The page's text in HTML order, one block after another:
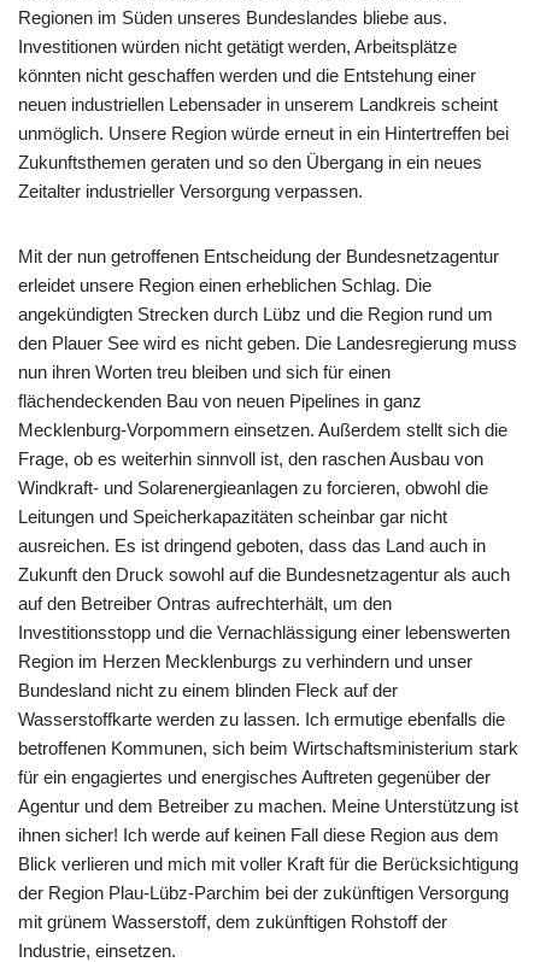
Regionen im Süden unseres Bundeslandes bliebe aus.
Investitionen würden nicht getätigt werden, Arbeitsplätze
könnten nicht geschaffen werden und die Entstehung einer
neuen industriellen Lebensader in unserem Landkreis scheint
unmöglich. Unsere Region würde erneut in ein Hintertreffen bei
Zukunftsthemen geraten und so den Übergang in ein neues
Zeitalter industrieller Versorgung verpassen.
Mit der nun getroffenen Entscheidung der Bundesnetzagentur
erleidet unsere Region einen erheblichen Schlag. Die
angekündigten Strecken durch Lübz und die Region rund um
den Plauer See wird es nicht geben. Die Landesregierung muss
nun ihren Worten treu bleiben und sich für einen
flächendeckenden Bau von neuen Pipelines in ganz
Mecklenburg-Vorpommern einsetzen. Außerdem stellt sich die
Frage, ob es weiterhin sinnvoll ist, den raschen Ausbau von
Windkraft- und Solarenergieanlagen zu forcieren, obwohl die
Leitungen und Speicherkapazitäten scheinbar gar nicht
ausreichen. Es ist dringend geboten, dass das Land auch in
Zukunft den Druck sowohl auf die Bundesnetzagentur als auch
auf den Betreiber Ontras aufrechterhält, um den
Investitionsstopp und die Vernachlässigung einer lebenswerten
Region im Herzen Mecklenburgs zu verhindern und unser
Bundesland nicht zu einem blinden Fleck auf der
Wasserstoffkarte werden zu lassen. Ich ermutige ebenfalls die
betroffenen Kommunen, sich beim Wirtschaftsministerium stark
für ein engagiertes und energisches Auftreten gegenüber der
Agentur und dem Betreiber zu machen. Meine Unterstützung ist
ihnen sicher! Ich werde auf keinen Fall diese Region aus dem
Blick verlieren und mich mit voller Kraft für die Berücksichtigung
der Region Plau-Lübz-Parchim bei der zukünftigen Versorgung
mit grünem Wasserstoff, dem zukünftigen Rohstoff der
Industrie, einsetzen.